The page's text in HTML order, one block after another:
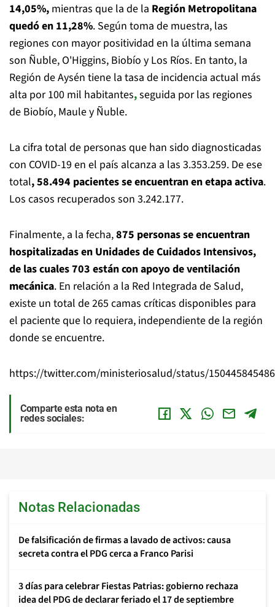
14,05%, mientras que la de la Región Metropolitana
quedó en 11,28%. Según toma de muestra, las
regiones con mayor positividad en la última semana
son Ñuble, O'Higgins, Biobío y Los Ríos. En tanto, la
Región de Aysén tiene la tasa de incidencia actual más
alta por 100 mil habitantes,seguida por las regiones
de Biobío, Maule y Ñuble.
La cifra total de personas que han sido diagnosticadas
con COVID-19 en el país alcanza a las 3.353.259. De ese
total, 58.494 pacientes se encuentran en etapa activa.
Los casos recuperados son 3.242.177.
Finalmente, a la fecha,875 personas se encuentran
hospitalizadas en Unidades de Cuidados Intensivos,
de las cuales 703 están con apoyo de ventilación
mecánica. En relación a la Red Integrada de Salud,
existe un total de 265 camas críticas disponibles para
el paciente que lo requiera, independiente de la región
donde se encuentre.
https://twitter.com/ministeriosalud/status/
Comparte esta nota en
redes sociales:
Notas Relacionadas
De falsificación de firmas a lavado de activos: causa
secreta contra el PDG cerca a Franco Parisi
3 días para celebrar Fiestas Patrias: gobierno rechaza
idea del PDG de declarar feriado el 17 de septiembre